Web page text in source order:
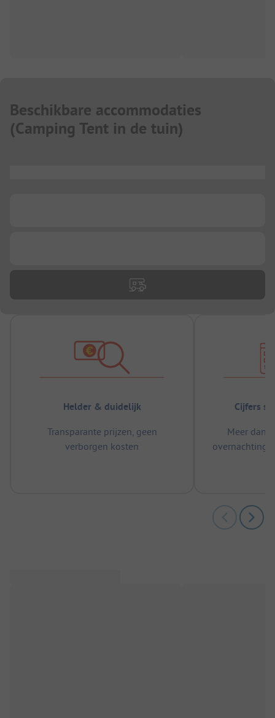
Beschikbare accommodaties
(Camping Tent in de tuin)
Helder & duidelijk
Transparante prijzen, geen
verborgen kosten
Cijfers
Meer dan